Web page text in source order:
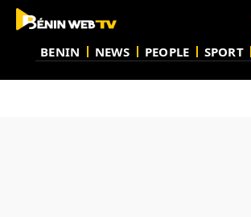
BENIN NEWS PEOPLE SPORT